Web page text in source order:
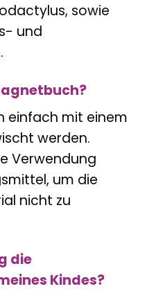
sowie
und
einfach mit einem
werden.
Verwendung
um die
nicht zu
die
Kindes?